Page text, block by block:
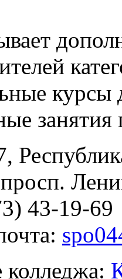
занятия
43-19-69